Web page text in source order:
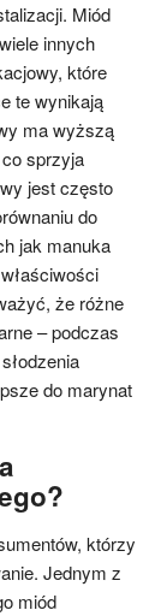
Miód
innych
które
te wynikają
ma wyższą
sprzyja
jest często
do
jak manuka
że różne
– podczas
do marynat
którzy
Jednym z
miód